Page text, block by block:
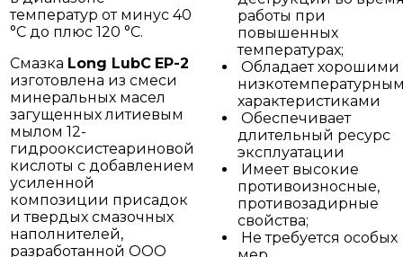
температур от минус 40
°С до плюс 120 °С.
Смазка Long LubC EP-2
изготовлена из смеси
минеральных масел
загущенных литиевым
мылом 12-
гидрооксистеариновой
кислоты с добавлением
усиленной
композиции присадок
и твердых смазочных
наполнителей,
разработанной ООО
работы при
повышенных
температурах;
Обладает хорошими
характеристиками
Обеспечивает
длительный ресурс
эксплуатации
Имеет высокие
противоизносные,
противозадирные
свойства;
Не требуется особых